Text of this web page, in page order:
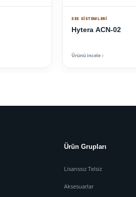
SES SISTEMLERI
Hytera ACN-02
Ürünü incele
Ürün Grupları
Lisanssız Telsiz
Aksesuarlar